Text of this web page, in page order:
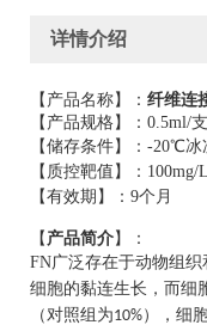
详情介绍
【产品名称】： 纤维连
【产品规格】： 0.5ml/
【储存条件】： -20℃冰
【质控靶值】： 100mg/
【有效期】： 9个月
【 产品简介】 ：
FN广泛存在于动物组
细胞的黏连生长，而细
（对照组为10%），细